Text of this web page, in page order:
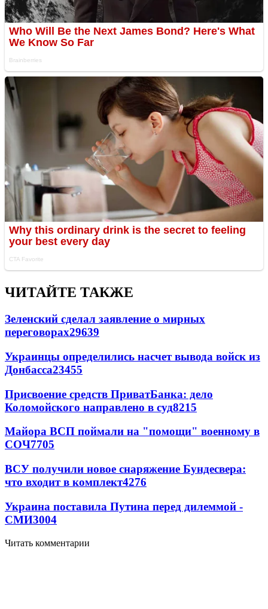
ЧИТАЙТЕ ТАКЖЕ
Зеленский сделал заявление о мирных
переговорах29639
Украинцы определились насчет вывода войск из
Донбасса23455
Присвоение средств ПриватБанка: дело
Коломойского направлено в суд8215
Майора ВСП поймали на "помощи" военному в
СОЧ7705
ВСУ получили новое снаряжение Бундесвера:
что входит в комплект4276
Украина поставила Путина перед дилеммой -
СМИ3004
Читать комментарии